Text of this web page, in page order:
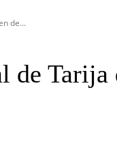
de...
de